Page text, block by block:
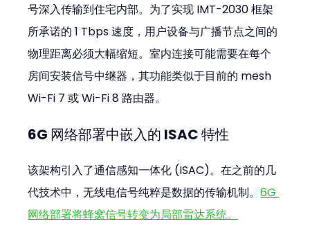
号深入传输到住宅内部。为了实现 IMT-2030 框架
所承诺的 1 Tbps 速度，用户设备与广播节点之间的
物理距离必须大幅缩短。室内连接可能需要在每个
房间安装信号中继器，其功能类似于目前的 mesh
Wi-Fi 7 或 Wi-Fi 8 路由器。
6G 网络部署中嵌入的 ISAC 特性
该架构引入了通信感知一体化 (ISAC)。在之前的几
代技术中，无线电信号纯粹是数据的传输机制。6G
网络部署将蜂窝信号转变为局部雷达系统。